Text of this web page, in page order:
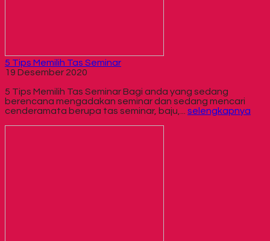
5 Tips Memilih Tas Seminar
19 Desember 2020
5 Tips Memilih Tas Seminar Bagi anda yang sedang
berencana mengadakan seminar dan sedang mencari
cenderamata berupa tas seminar, baju,... selengkapnya